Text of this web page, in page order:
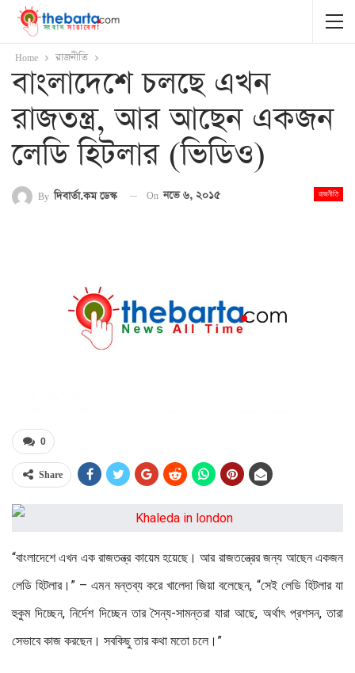
Home রাজনীতি
বাংলাদেশে চলছে এখন
রাজতন্ত্র, আর আছেন একজন
লেডি হিটলার (ভিডিও)
রাজনীতি
By দিবার্তা.কম ডেস্ক On নভে ৬, ২০১৫
0
Share
“বাংলাদেশে এখন এক রাজতন্ত্র কায়েম হয়েছে। আর রাজতন্ত্রের জন্য আছেন একজন
লেডি হিটলার।” – এমন মন্তব্য করে খালেদা জিয়া বলেছেন, “সেই লেডি হিটলার যা
হুকুম দিচ্ছেন, নির্দেশ দিচ্ছেন তার সৈন্য-সামন্তরা যারা আছে, অর্থাৎ প্রশসন, তারা
সেভাবে কাজ করছেন। সবকিছু তার কথা মতো চলে।”